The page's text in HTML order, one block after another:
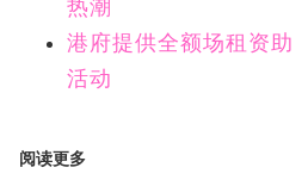
热潮
港府提供全额场租资
活动
阅读更多